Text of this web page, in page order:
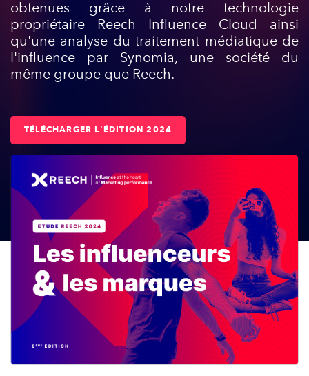
obtenues grâce à notre technologie
propriétaire Reech Influence Cloud ainsi
qu'une analyse du traitement médiatique de
l'influence par Synomia, une société du
même groupe que Reech.
TÉLÉCHARGER L'ÉDITION 2024